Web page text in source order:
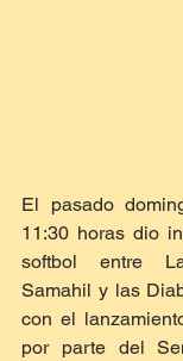
El pasado
11:30 horas dio
softbol entre
Samahil y las
con el
por parte del